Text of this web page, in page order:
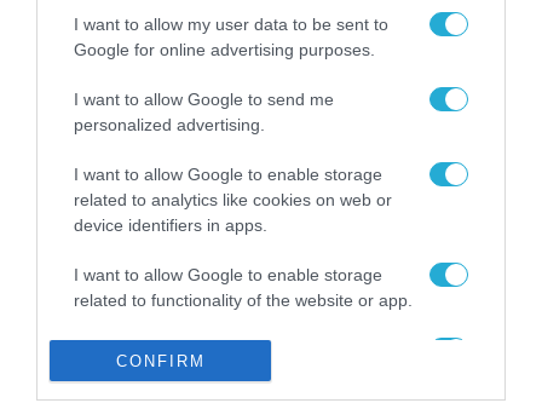
I want to allow my user data to be sent to
Google for online advertising purposes.
I want to allow Google to send me
personalized advertising.
I want to allow Google to enable storage
related to analytics like cookies on web or
device identifiers in apps.
I want to allow Google to enable storage
related to functionality of the website or app.
related to personalization.
CONFIRM
για τα πρόστιμα σε
παραβάσεις που
αφορούν τους ΦΗΜ
Σ. Καλαφάτης: «Η
δεν είναι απλώς μια
νέα τεχνολογία, είναι
μια νέα βιομηχανική
31.07.2026
Νέος οδηγός του ΕΚΤ
για τη χρηματοδότηση
των ελληνικών
επιχειρήσεων στον
χώρο της άμυνας
31.07.2026